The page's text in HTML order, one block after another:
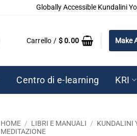
Globally Accessible Kundalini
Carrello / $0.00 Make
Centro di e-learning KRI
HOME / LIBRI E MANUALI / KUNDALINI
MEDITAZIONE